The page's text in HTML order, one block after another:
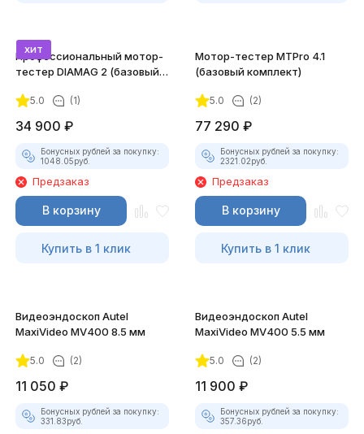
хит
Профессиональный мотор-
тестер DIAMAG 2 (базовый
5.0 (1)
34 900 ₽
Бонусных рублей за покупку:
1048.05руб.
Предзаказ
В корзину
Купить в 1 клик
Мотор-тестер MTPro 4.1
(базовый комплект)
5.0 (2)
77 290 ₽
Бонусных рублей за покупку:
2321.02руб.
Предзаказ
В корзину
Купить в 1 клик
Видеоэндоскоп Autel
MaxiVideo MV400 8.5 мм
5.0 (2)
11 050 ₽
Бонусных рублей за покупку:
331.83руб.
Видеоэндоскоп Autel
MaxiVideo MV400 5.5 мм
5.0 (2)
11 900 ₽
Бонусных рублей за покупку:
357.36руб.